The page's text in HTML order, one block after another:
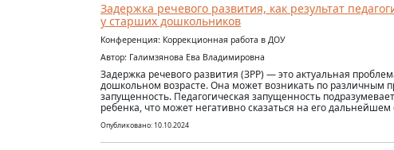
Задержка речевого развития, как результат
у старших дошкольников
Конференция: Коррекционная работа в ДОУ
Автор: Галимзянова Ева Владимировна
Задержка речевого развития (ЗРР) — это актуальная
дошкольном возрасте. Она может возникать по различным
запущенность. Педагогическая запущенность
ребенка, что может негативно сказаться на его
Опубликовано: 10.10.2024